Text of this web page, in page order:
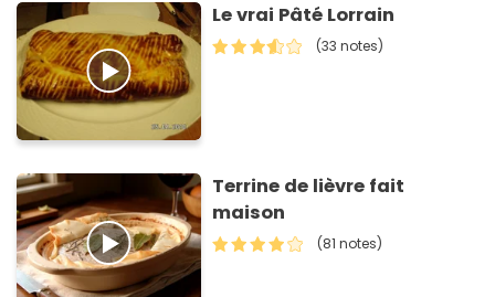
Le vrai Pâté Lorrain
(33 notes)
Terrine de lièvre fait
maison
(81 notes)